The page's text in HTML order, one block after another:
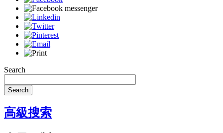
Search
Search
高級搜索